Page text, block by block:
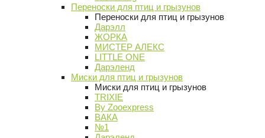
Переноски для птиц и грызунов
Переноски для птиц и грызунов
Дарэлл
ЖОРКА
МИСТЕР АЛЕКС
LITTLE ONE
Дарэленд
Миски для птиц и грызунов
Миски для птиц и грызунов
TRIXIE
By Zooexpress
ВАКА
№1